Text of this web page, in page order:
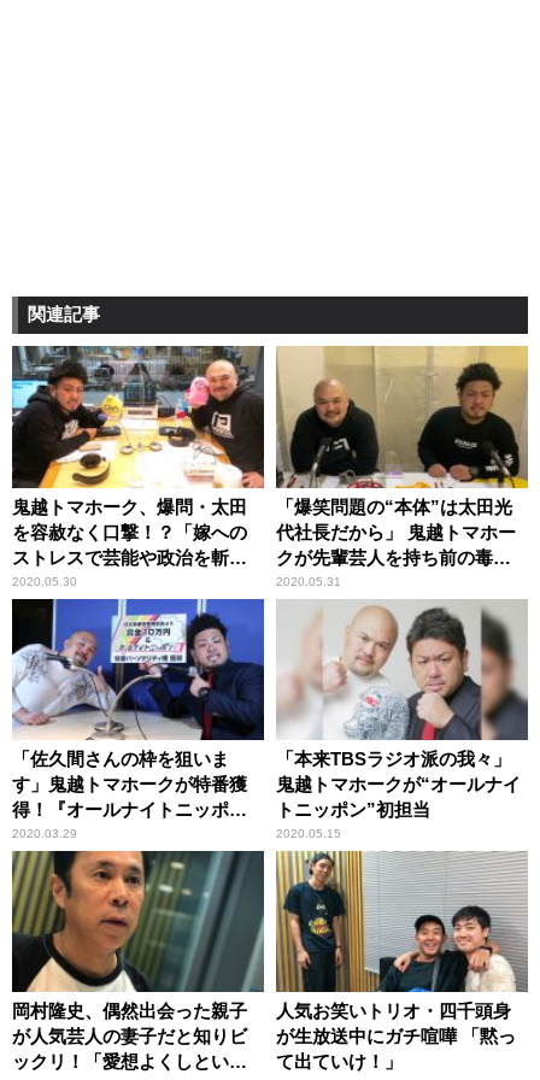
関連記事
鬼越トマホーク、爆問・太田
を容赦なく口撃！？「嫁への
ストレスで芸能や政治を斬っ
ている」
2020.05.30
「爆笑問題の“本体”は太田光
代社長だから」 鬼越トマホー
クが先輩芸人を持ち前の毒舌
でバッサリ！
2020.05.31
「佐久間さんの枠を狙いま
す」鬼越トマホークが特番獲
得！『オールナイトニッポン
0(ZERO)』
2020.03.29
「本来TBSラジオ派の我々」
鬼越トマホークが“オールナイ
トニッポン”初担当
2020.05.15
岡村隆史、偶然出会った親子
が人気芸人の妻子だと知りビ
ックリ！「愛想よくしといて
人気お笑いトリオ・四千頭身
が生放送中にガチ喧嘩 「黙っ
て出ていけ！」